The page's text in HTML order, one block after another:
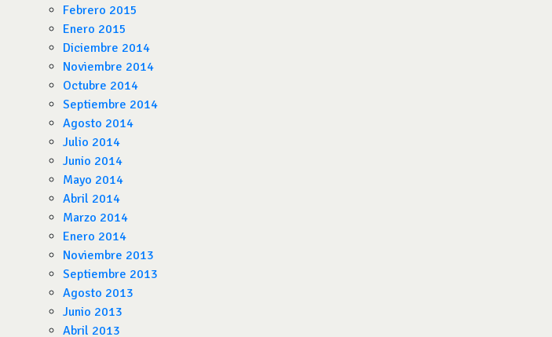
Febrero 2015
Enero 2015
Diciembre 2014
Noviembre 2014
Octubre 2014
Septiembre 2014
Agosto 2014
Julio 2014
Junio 2014
Mayo 2014
Abril 2014
Marzo 2014
Enero 2014
Noviembre 2013
Septiembre 2013
Agosto 2013
Junio 2013
Abril 2013